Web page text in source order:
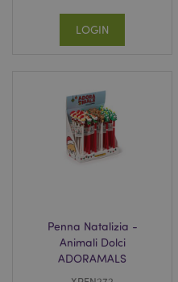
LOGIN
Penna Natalizia -
Animali Dolci
ADORAMALS